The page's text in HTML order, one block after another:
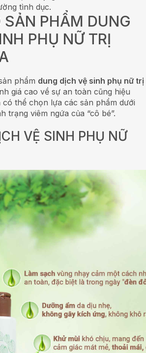
tình dục.
SẢN PHẨM DUNG
PHỤ NỮ TRỊ
phẩm dung dịch vệ sinh phụ nữ trị
giá cao về sự an toàn cũng hiệu
thể chọn lựa các sản phẩm dưới
trạng viêm ngứa của “cô bé”.
VỆ SINH PHỤ NỮ